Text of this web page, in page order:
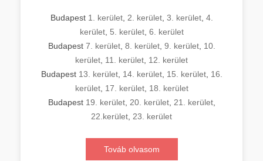
Budapest 1. kerület, 2. kerület, 3. kerület, 4.
kerület, 5. kerület, 6. kerület
Budapest 7. kerület, 8. kerület, 9. kerület, 10.
kerület 11. kerület 12. kerület
Budapest 13. kerület, 14. kerület, 15. kerület, 16.
kerület, 17. kerület, 18. kerület
Budapest 19. kerület, 20. kerület, 21. kerület,
22.kerület 23. kerület
Továb olvasom